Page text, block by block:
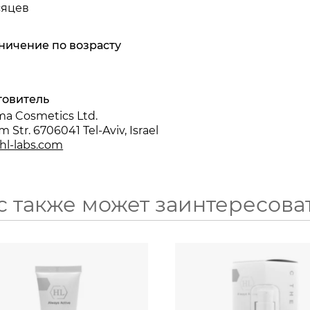
по возрасту
Cosmetics Ltd.
Str. 6706041 Tel-Aviv, Israel
labs.com
также может
70
1440
30мл
7260